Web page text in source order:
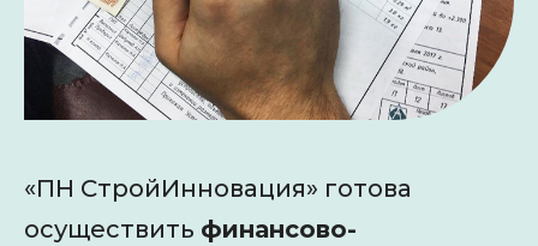
«ПН СтройИнновация» готова
осуществить финансово-